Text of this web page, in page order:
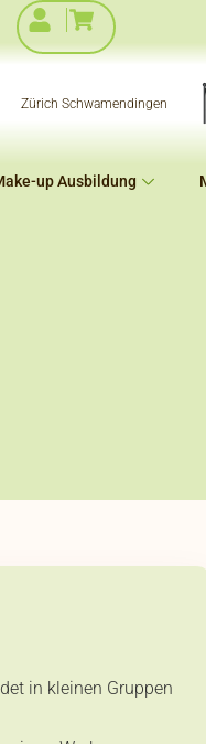
Zürich Schwamendingen
up Ausbildung
in kleinen Gruppen